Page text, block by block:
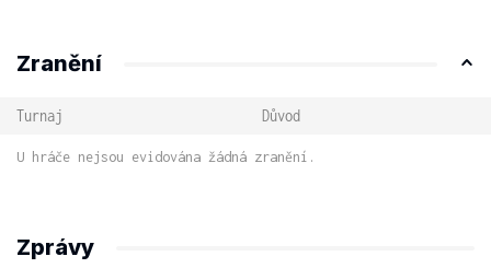
Zranění
Turnaj Důvod
U hráče nejsou evidována žádná zranění.
Zprávy